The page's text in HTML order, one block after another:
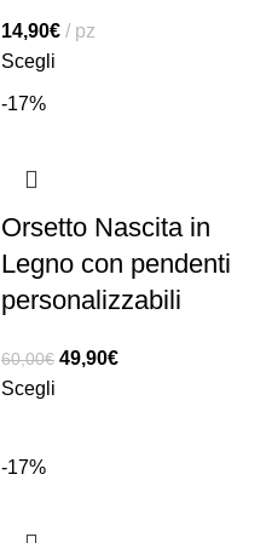
14,90€
pz
Scegli
-17%
Orsetto Nascita in
Legno con pendenti
personalizzabili
60,00€ 49,90€
Scegli
-17%